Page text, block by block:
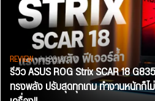
REVIEW• Jul 28, 2026
รีวิว ASUS ROG Strix SCAR 18
ทรงพลัง ปรับสุดทุกเกม ทำงานหนักก็ไ